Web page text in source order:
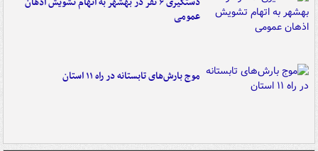
عمومی
موج بارش‌های تابستانه در راه ۱۱ استان